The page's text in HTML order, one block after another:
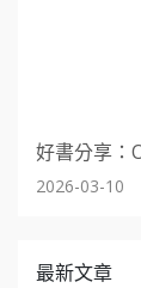
好書分享：
2026-03-10
最新文章